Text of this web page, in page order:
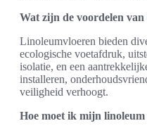
Wat zijn de voordelen van
Linoleumvloeren bieden
ecologische voetafdruk,
isolatie, en een
installeren,
veiligheid verhoogt.
Hoe moet ik mijn